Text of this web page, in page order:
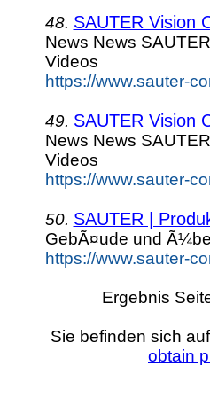
48. SAUTER Vision
News News
Videos
https://www.sauter-
49. SAUTER Vision
News News
Videos
https://www.sauter-
50. SAUTER |
GebÃ¤ude und
https://www.sauter-
Ergebnis
Sie befinden sich
obtain